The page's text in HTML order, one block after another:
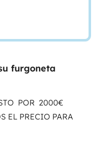
furgoneta
POR 2000€
EL PRECIO PARA